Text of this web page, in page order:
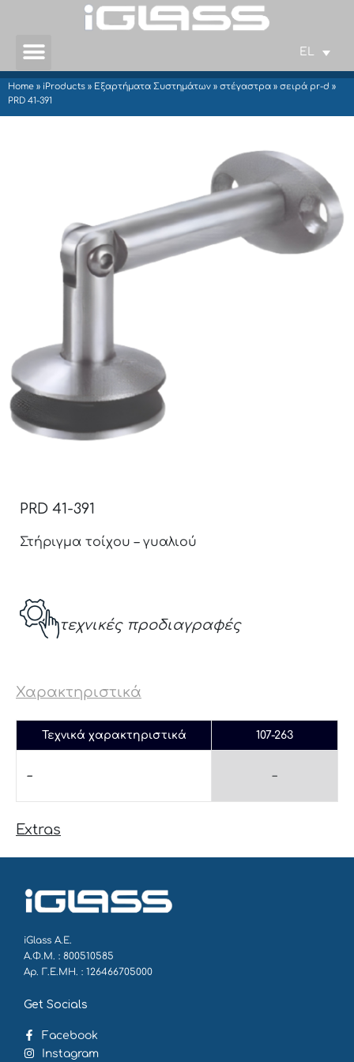
EL
Home » iProducts » Εξαρτήματα Συστημάτων » στέγαστρα » σειρά pr-d »
PRD 41-391
PRD 41-391
Στήριγμα τοίχου – γυαλιού
τεχνικές προδιαγραφές
Χαρακτηριστικά
Τεχνικά χαρακτηριστικά 107-263
– –
Extras
iGlass Α.Ε.
Α.Φ.Μ. : 800510585
Αρ. Γ.Ε.ΜΗ. : 126466705000
Get Socials
Facebook
Instagram